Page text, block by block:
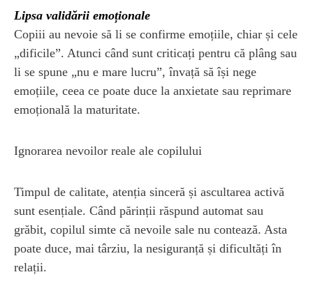
Lipsa validării emoționale
Copiii au nevoie să li se confirme emoțiile, chiar și cele
„dificile”. Atunci când sunt criticați pentru că plâng sau
li se spune „nu e mare lucru”, învață să își nege
emoțiile, ceea ce poate duce la anxietate sau reprimare
emoțională la maturitate.
Ignorarea nevoilor reale ale copilului
Timpul de calitate, atenția sinceră și ascultarea activă
sunt esențiale. Când părinții răspund automat sau
grăbit, copilul simte că nevoile sale nu contează. Asta
poate duce, mai târziu, la nesiguranță și dificultăți în
relații.